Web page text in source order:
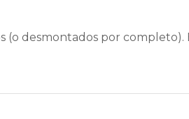
(o desmontados por